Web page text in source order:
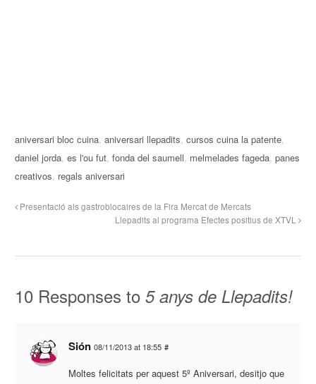
aniversari bloc cuina ,aniversari llepadits ,cursos cuina la patente
daniel jorda ,es l'ou fut ,fonda del saumell melmelades fageda ,panes
creativos regals aniversari
Presentació als gastroblocaires de la Fira Mercat de Mercats
Llepadits al programa Efectes positius de XTVL
10 Responses to5 anys de Llepadits!
Sión 08/11/2013 at 18:55 #
Moltes felicitats per aquest 5º Aniversari, desitjo que